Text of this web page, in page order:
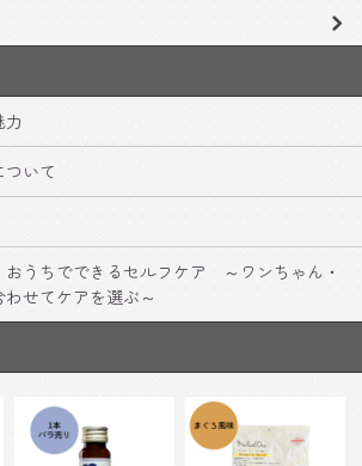
力
いて
おうちでできるセルフケア ～ワンちゃん・
せてケアを選ぶ～